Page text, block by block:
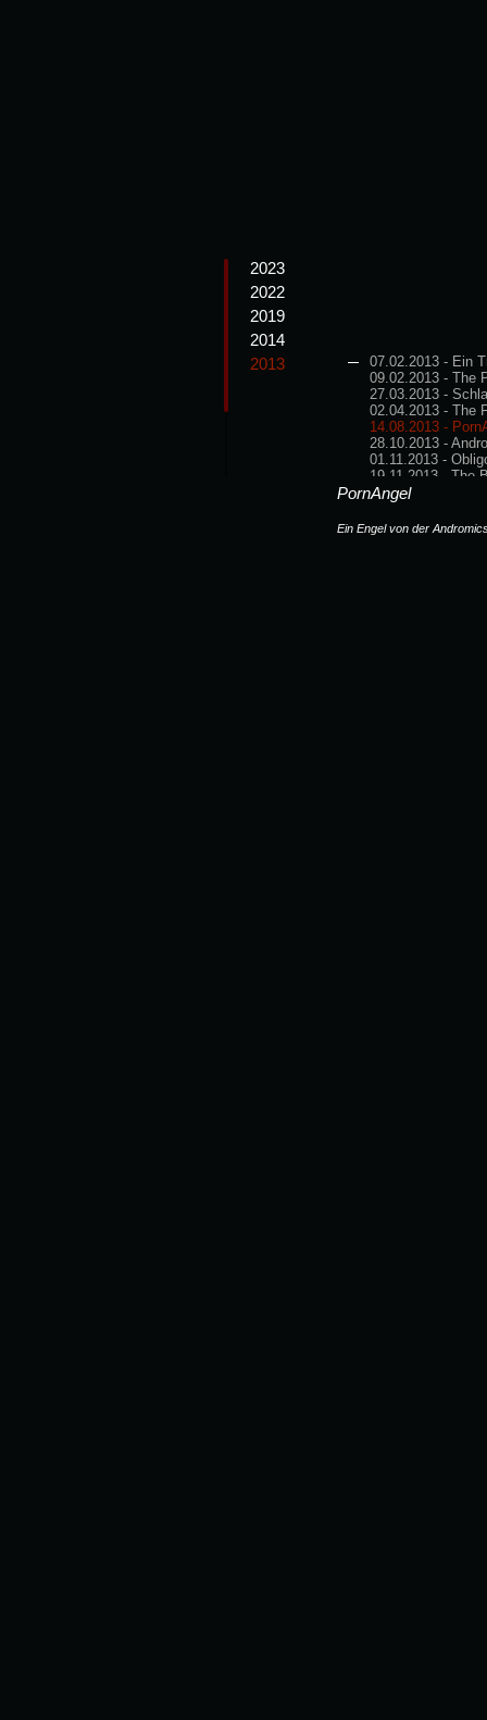
PornAngel
Ein Engel von der
2023
2022
2019
2014
2013
07.02.2013 - Ein
09.02.2013 - The
27.03.2013 -
02.04.2013 - The
14.08.2013 -
28.10.2013 -
01.11.2013 -
19.11.2013 - The
27.11.2013 -